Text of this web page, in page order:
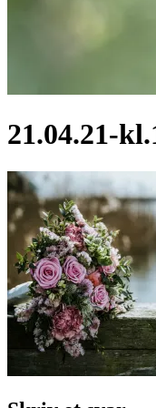
21.04.21-